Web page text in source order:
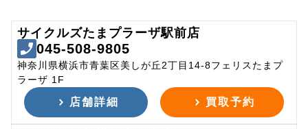
サイクルズたまプラーザ駅前店
045-508-9805
神奈川県横浜市青葉区美しが丘2丁目14-8フェリスたまプ
ラーザ 1F
店舗詳細 買取予約